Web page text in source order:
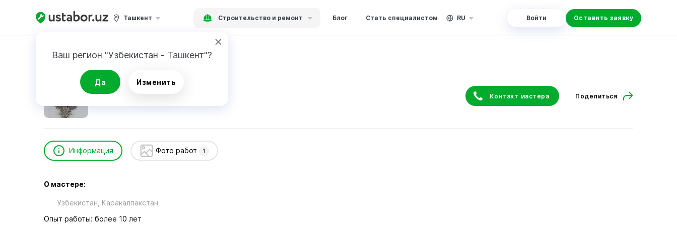
Ташкент Строительство и ремонт Блог Стать специалистом RU Войти Оставить заявку
Ваш регион "Узбекистан - Ташкент"?
Да Изменить
Главная Строительство и ремонт Мурат
Контакт мастера Поделиться
Информация Фото работ 1
О мастере:
Узбекистан, Каракалпакcтан
Опыт работы: более 10 лет